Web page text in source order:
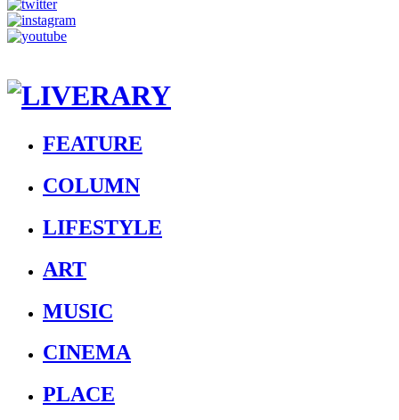
FEATURE
COLUMN
LIFESTYLE
ART
MUSIC
CINEMA
PLACE